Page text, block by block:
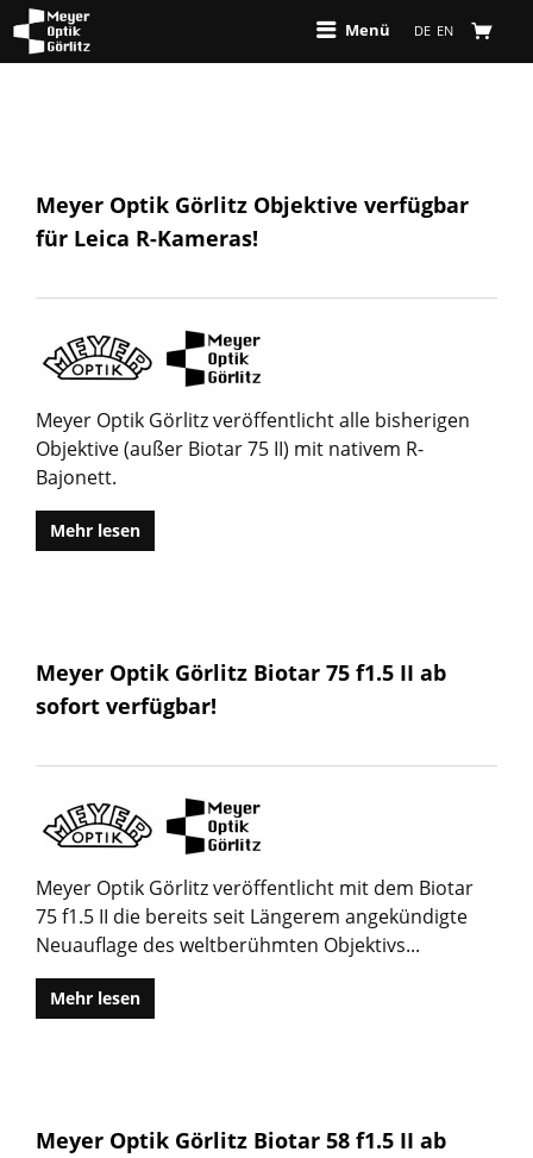
Menü DE EN
Meyer Optik Görlitz Objektive verfügbar
für Leica R-Kameras!
Meyer Optik Görlitz veröffentlicht alle bisherigen
Objektive (außer Biotar 75 II) mit nativem R-
Bajonett.
Mehr lesen
Meyer Optik Görlitz Biotar 75 f1.5 II ab
sofort verfügbar!
Meyer Optik Görlitz veröffentlicht mit dem Biotar
75 f1.5 II die bereits seit Längerem angekündigte
Neuauflage des weltberühmten Objektivs...
Mehr lesen
Meyer Optik Görlitz Biotar 58 f1.5 II ab